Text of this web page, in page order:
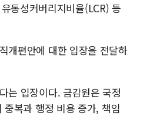
동성커버리지비율(LCR) 등
개편안에 대한 입장을 전달하
는 입장이다. 금감원은 국정
복과 행정 비용 증가, 책임